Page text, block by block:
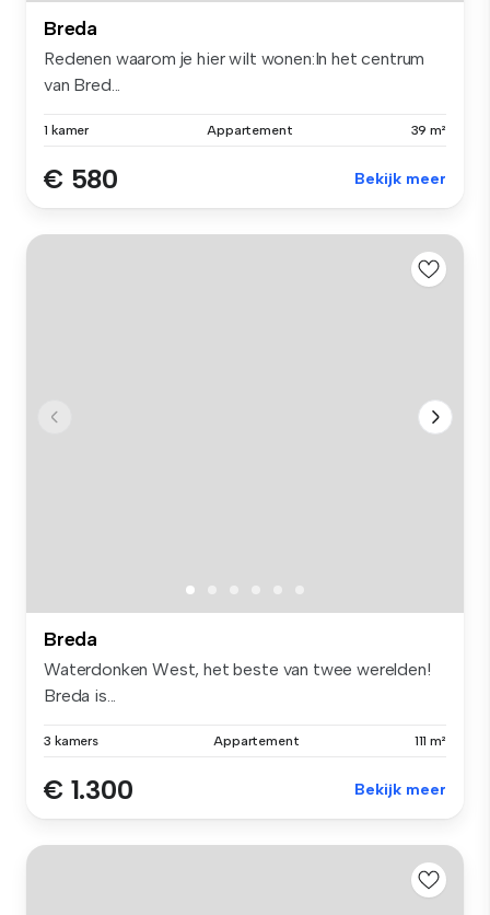
Breda
Redenen waarom je hier wilt wonen:In het centrum
van Bred...
1 kamer Appartement 39 m²
€ 580 Bekijk meer
Breda
Waterdonken West, het beste van twee werelden!
Breda is...
3 kamers Appartement 111 m²
€ 1.300 Bekijk meer